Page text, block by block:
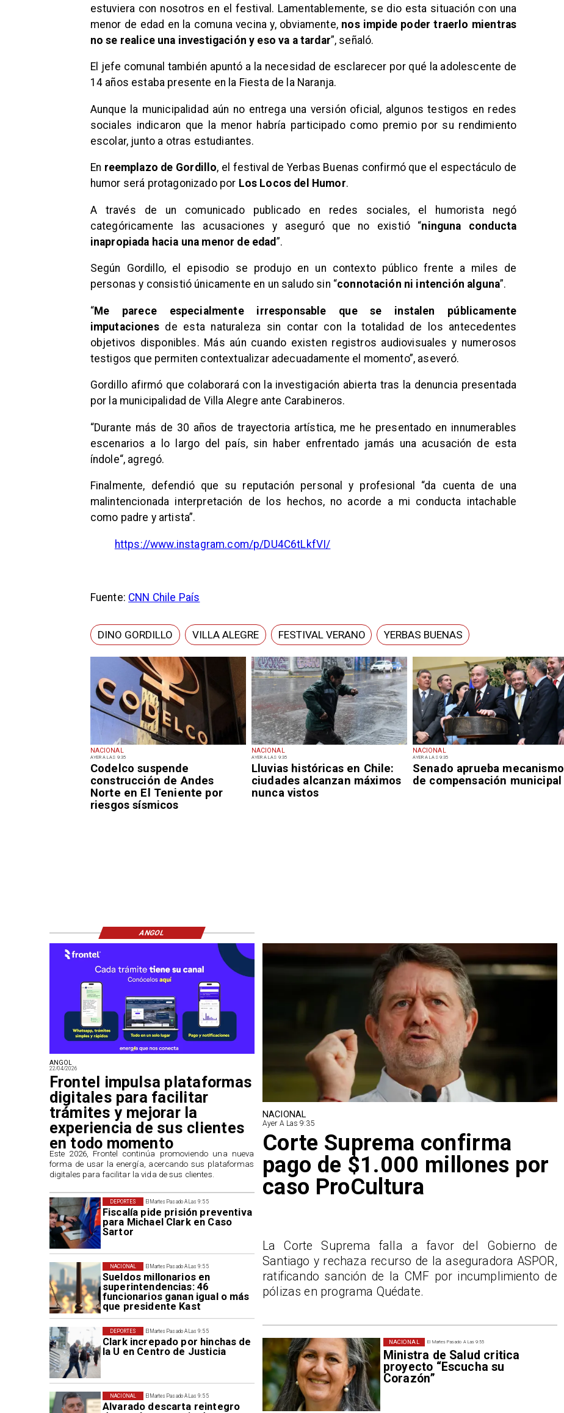
NACIONAL
AYER A LAS 9:35
Codelco suspende
construcción de Andes
Norte en El Teniente por
riesgos sísmicos
NACIONAL
AYER A LAS 9:35
Lluvias históricas en Chile:
ciudades alcanzan máximos
nunca vistos
NACIONAL
AYER A LAS 9:35
Senado aprueba mecanismo
de compensación municipal
estuviera con nosotros en el festival. Lamentablemente, se dio esta situación con una
menor de edad en la comuna vecina y, obviamente, nos impide poder traerlo mientras
no se realice una investigación y eso va a tardar”, señaló.
El jefe comunal también apuntó a la necesidad de esclarecer por qué la adolescente de
14 años estaba presente en la Fiesta de la Naranja.
Aunque la municipalidad aún no entrega una versión oficial, algunos testigos en redes
sociales indicaron que la menor habría participado como premio por su rendimiento
escolar, junto a otras estudiantes.
En reemplazo de Gordillo, el festival de Yerbas Buenas confirmó que el espectáculo de
humor será protagonizado por Los Locos del Humor.
A través de un comunicado publicado en redes sociales, el humorista negó
categóricamente las acusaciones y aseguró que no existió “ninguna conducta
inapropiada hacia una menor de edad ”.
Según Gordillo, el episodio se produjo en un contexto público frente a miles de
personas y consistió únicamente en un saludo sin “connotación ni intención alguna”.
“Me parece especialmente irresponsable que se instalen públicamente
imputacionesde esta naturaleza sin contar con la totalidad de los antecedentes
objetivos disponibles. Más aún cuando existen registros audiovisuales y numerosos
testigos que permiten contextualizar adecuadamente el momento”, aseveró.
Gordillo afirmó que colaborará con la investigación abierta tras la denuncia presentada
por la municipalidad de Villa Alegre ante Carabineros.
“Durante más de 30 años de trayectoria artística, me he presentado en innumerables
escenarios a lo largo del país, sin haber enfrentado jamás una acusación de esta
índole“, agregó.
Finalmente, defendió que su reputación personal y profesional “da cuenta de una
malintencionada interpretación de los hechos, no acorde a mi conducta intachable
como padre y artista”.
https://www.instagram.com/p/DU4C6tLkfVI/
Fuente: CNN Chile País
DINO GORDILLO VILLA ALEGRE FESTIVAL VERANO YERBAS BUENAS
El Martes Pasado A Las 9:55
Fiscalía pide prisión preventiva
para Michael Clark en Caso
Sartor
DEPORTES
El Martes Pasado A Las 9:55
Sueldos millonarios en
superintendencias: 46
funcionarios ganan igual o más
que presidente Kast
NACIONAL
El Martes Pasado A Las 9:55
Clark increpado por hinchas de
la U en Centro de Justicia
DEPORTES
El Martes Pasado A Las 9:55
Alvarado descarta reintegro
NACIONAL
El Martes Pasado A Las 9:55
Ministra de Salud critica
proyecto “Escucha su
Corazón”
NACIONAL
ANGOL
22/04/2026
Frontel impulsa plataformas
digitales para facilitar
trámites y mejorar la
experiencia de sus clientes
en todo momento
​Este 2026, Frontel continúa promoviendo una nueva
forma de usar la energía, acercando sus plataformas
digitales para facilitar la vida de sus clientes.
NACIONAL
Ayer A Las 9:35
Corte Suprema confirma
pago de $1.000 millones por
caso ProCultura
La Corte Suprema falla a favor del Gobierno de
Santiago y rechaza recurso de la aseguradora ASPOR,
ratificando sanción de la CMF por incumplimiento de
pólizas en programa Quédate.
ANGOL